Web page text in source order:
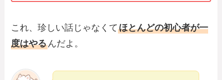
これ、珍しい話じゃなくてほとんどの初心者が一
度はやるんだよ。